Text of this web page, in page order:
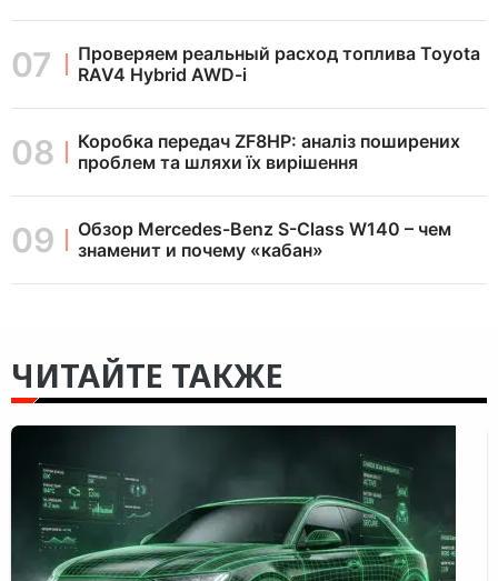
Проверяем реальный расход топлива Toyota
RAV4 Hybrid AWD-i
Коробка передач ZF8HP: аналіз поширених
проблем та шляхи їх вирішення
Обзор Mercedes-Benz S-Class W140 – чем
знаменит и почему «кабан»
ЧИТАЙТЕ ТАКЖЕ